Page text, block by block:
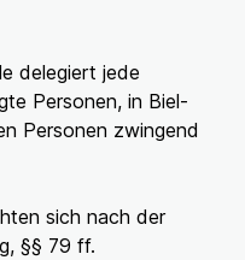
delegiert jede
Personen, in Biel-
Personen zwingend
sich nach der
§§ 79 ff.